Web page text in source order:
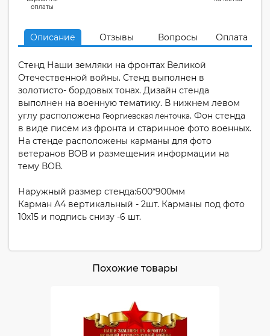
оплаты
Описание Отзывы Вопросы Оплата
Стенд Наши земляки на фронтах Великой
Отечественной войны. Стенд выполнен в
золотисто- бордовых тонах. Дизайн стенда
выполнен на военную тематику. В нижнем левом
углу расположена Георгиевская ленточка. Фон стенда
в виде писем из фронта и старинное фото военных.
На стенде расположены карманы для фото
ветеранов ВОВ и размещения информации на
тему ВОВ.
Наружный размер стенда:600*900мм
Карман А4 вертикальный - 2шт. Карманы под фото
10х15 и подпись снизу -6 шт.
Похожие товары